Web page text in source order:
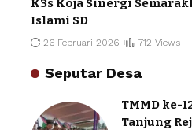
Islami SD
26 Februari 2026 712 Views
Seputar Desa
TMMD ke-
Tanjung